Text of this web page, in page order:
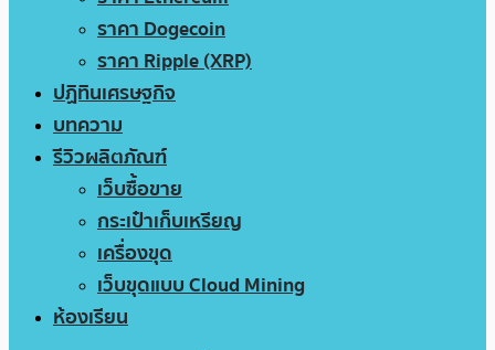
ราคา Dogecoin
ราคา Ripple (XRP)
ปฏิทินเศรษฐกิจ
บทความ
รีวิวผลิตภัณฑ์
เว็บซื้อขาย
กระเป๋าเก็บเหรียญ
เครื่องขุด
เว็บขุดแบบ Cloud Mining
ห้องเรียน